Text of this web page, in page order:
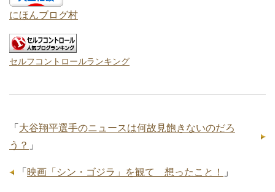
にほんブログ村
セルフコントロールランキング
「 大谷翔平選手のニュースは何故見飽きないのだろ
う？ 」
「 映画「シン・ゴジラ」を観て 想ったこと！ 」